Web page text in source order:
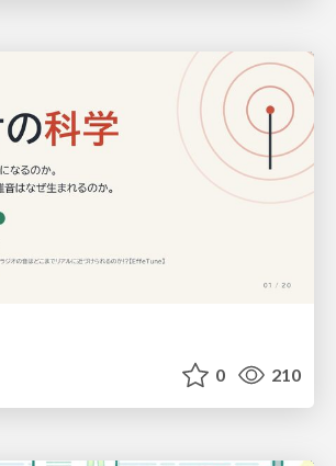
0 210